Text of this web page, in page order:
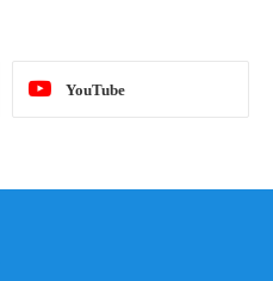
YouTube